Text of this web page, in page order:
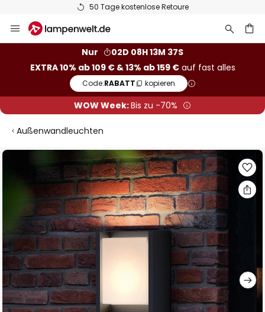
50 Tage kostenlose Retoure
Inhalt
Nur
02D 08H 13M 36S
EXTRA 10% ab 109 € & 13% ab 159 €auf fast alles
Code:RABATT kopieren
WOW Week:Bis zu -70%
Außenwandleuchten
Zum
Bildgalerie
springen